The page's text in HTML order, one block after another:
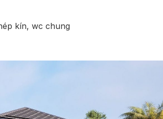
kín, wc chung